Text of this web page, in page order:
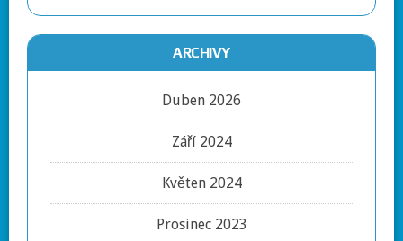
ARCHIVY
Duben 2026
Září 2024
Květen 2024
Prosinec 2023